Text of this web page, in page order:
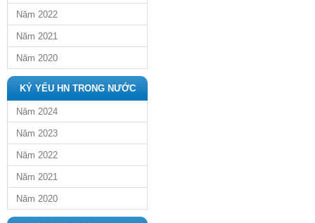
Năm 2022
Năm 2021
Năm 2020
KỶ YẾU HN TRONG NƯỚC
Năm 2024
Năm 2023
Năm 2022
Năm 2021
Năm 2020